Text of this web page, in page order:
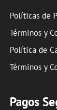
Políticas de
Términos y
Política de
Términos y
Pagos